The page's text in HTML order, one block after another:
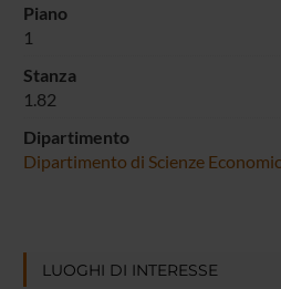
Piano
1
Stanza
1.82
Dipartimento
Dipartimento di Scienze
LUOGHI DI INTERESSE